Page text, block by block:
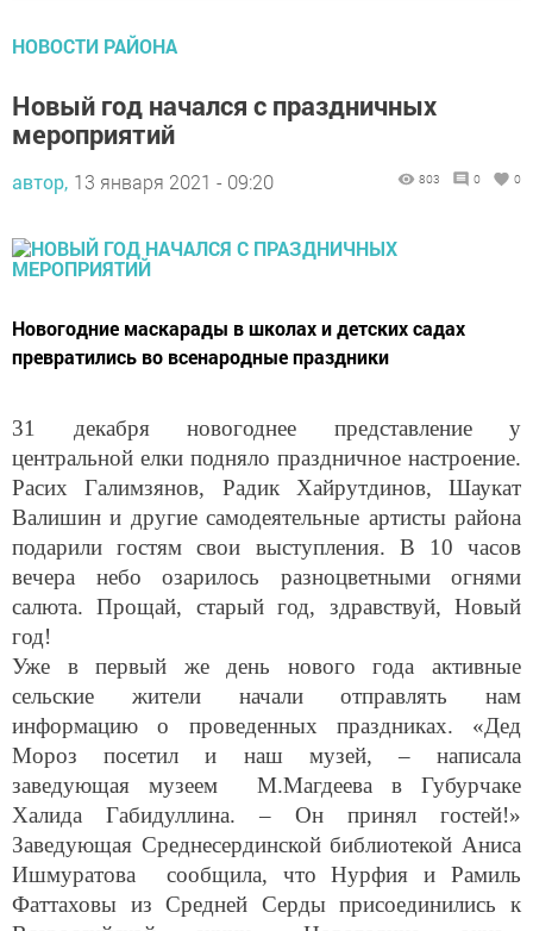
НОВОСТИ РАЙОНА
Новый год начался с праздничных
мероприятий
превратились во всенародные праздники
центральной елки подняло праздничное настроение.
Расих Галимзянов, Радик Хайрутдинов, Шаукат
Валишин и другие самодеятельные артисты района
подарили гостям свои выступления. В 10 часов
вечера небо озарилось разноцветными огнями
салюта. Прощай, старый год, здравствуй, Новый
год!
Уже в первый же день нового года активные
сельские жители начали отправлять нам
информацию о проведенных праздниках. «Дед
Мороз посетил и наш музей, – написала
заведующая музеем М.Магдеева в Губурчаке
Халида Габидуллина. – Он принял гостей!»
Заведующая Среднесердинской библиотекой Аниса
Ишмуратова сообщила, что Нурфия и Рамиль
Фаттаховы из Средней Серды присоединились к
Всероссийской акции «Новогодние окна».